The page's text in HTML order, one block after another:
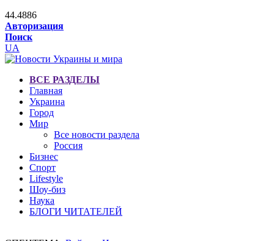
44.4886
Авторизация
Поиск
UA
ВСЕ РАЗДЕЛЫ
Главная
Украина
Город
Мир
Все новости раздела
Россия
Бизнес
Спорт
Lifestyle
Шоу-биз
Наука
БЛОГИ ЧИТАТЕЛЕЙ